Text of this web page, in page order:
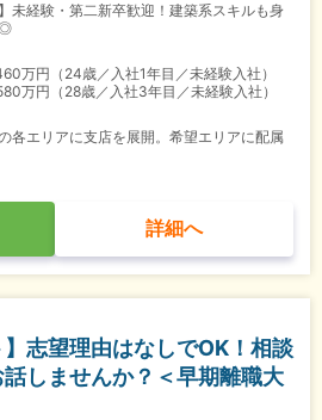
未経験・第二新卒歓迎！建築系スキルも身
◎
万円（24歳／入社1年目／未経験入社）
万円（28歳／入社3年目／未経験入社）
各エリアに支店を展開。希望エリアに配属
詳細へ
】志望理由はなしでOK！相談
しませんか？＜早期離職大